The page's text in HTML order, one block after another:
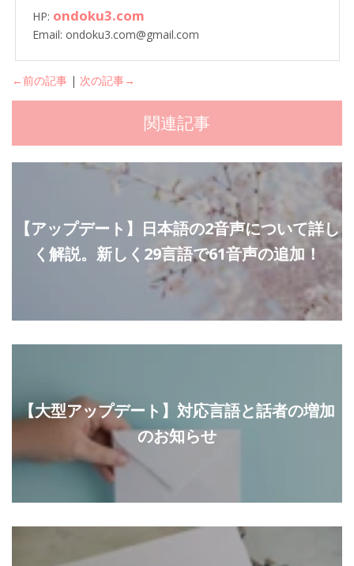
HP: ondoku3.com
Email: ondoku3.com@gmail.com
←前の記事 | 次の記事→
関連記事
【アップデート】日本語の2音声について詳し
く解説。新しく29言語で61音声の追加！
【大型アップデート】対応言語と話者の増加
のお知らせ